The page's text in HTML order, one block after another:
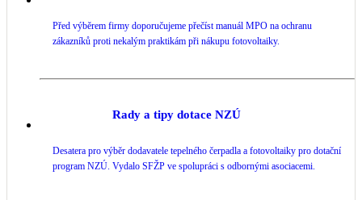
Před výběrem firmy doporučujeme přečíst manuál MPO na ochranu
zákazníků proti nekalým praktikám při nákupu fotovoltaiky.
Rady a tipy dotace NZÚ
Desatera pro výběr dodavatele tepelného čerpadla a fotovoltaiky pro dotační
program NZÚ. Vydalo SFŽP ve spolupráci s odbornými asociacemi.